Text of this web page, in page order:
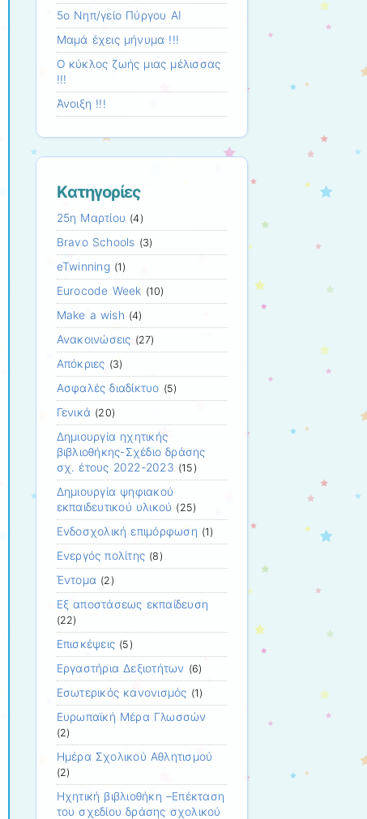
5o Νηπ/γείο Πύργου AI
Μαμά έχεις μήνυμα !!!
Ο κύκλος ζωής μιας μέλισσας
!!!
Άνοιξη !!!
Kατηγορίες
25η Μαρτίου (4)
Bravo Schools (3)
eTwinning(1)
Eurocode Week (10)
Make a wish (4)
Ανακοινώσεις (27)
Απόκριες (3)
Ασφαλές διαδίκτυο (5)
Γενικά (20)
Δημιουργία ηχητικής
βιβλιοθήκης-Σχέδιο δράσης
σχ. έτους 2022-2023 (15)
Δημιουργία ψηφιακού
εκπαιδευτικού υλικού (25)
Ενδοσχολική επιμόρφωση (1)
Ενεργός πολίτης (8)
Έντομα (2)
Εξ αποστάσεως εκπαίδευση
(22)
Επισκέψεις (5)
Εργαστήρια Δεξιοτήτων (6)
Εσωτερικός κανονισμός (1)
Ευρωπαϊκή Μέρα Γλωσσών
(2)
Ημέρα Σχολικού Αθλητισμού
(2)
Ηχητική βιβλιοθήκη –Επέκταση
του σχεδίου δράσης σχολικού